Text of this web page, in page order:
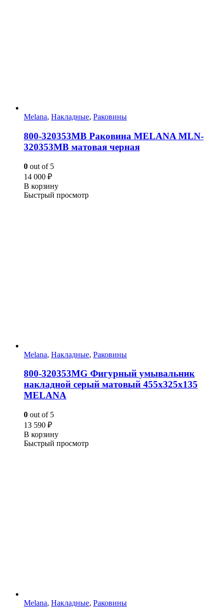
Melana, Накладные, Раковины
800-320353MB Раковина MELANA MLN-
320353MB матовая черная
0 out of 5
14 000 ₽
В корзину
Быстрый просмотр
Melana, Накладные, Раковины
800-320353MG Фигурный умывальник
накладной серый матовый 455х325х135
MELANA
0 out of 5
13 590 ₽
В корзину
Быстрый просмотр
Melana, Накладные, Раковины